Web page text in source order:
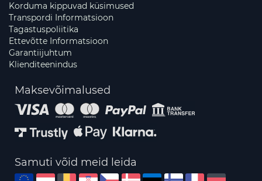
Korduma kippuvad küsimused
Transpordi Informatsioon
Tagastuspoliitika
Ettevõtte Informatsioon
Garantiijuhtum
Klienditeenindus
Maksevõimalused
Samuti võid meid leida